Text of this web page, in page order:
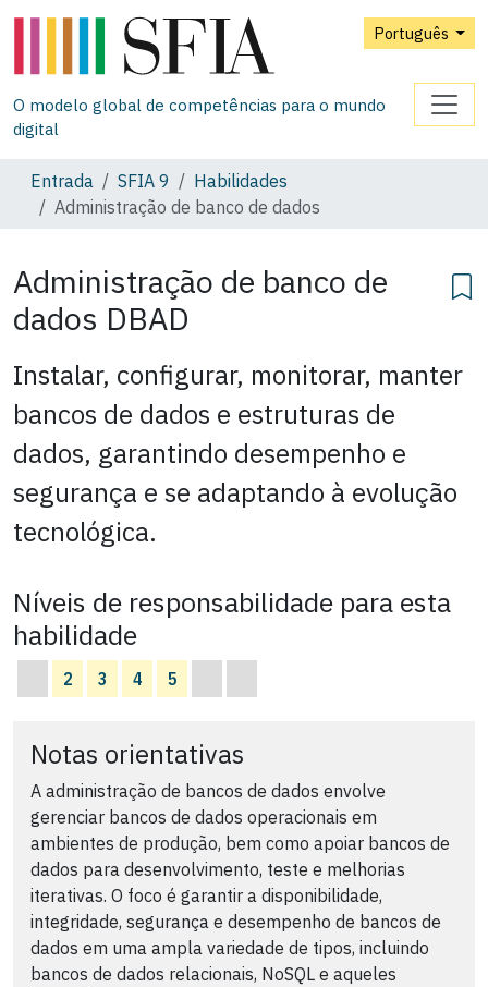
Português
O modelo global de competências para o mundo
digital
Entrada SFIA 9
Habilidades
Administração de banco de dados
Administração de banco de
dados DBAD
Instalar, configurar, monitorar, manter
bancos de dados e estruturas de
dados, garantindo desempenho e
segurança e se adaptando à evolução
tecnológica.
Níveis de responsabilidade para esta
habilidade
2 3 4 5
Notas orientativas
A administração de bancos de dados envolve
gerenciar bancos de dados operacionais em
ambientes de produção, bem como apoiar bancos de
dados para desenvolvimento, teste e melhorias
iterativas. O foco é garantir a disponibilidade,
integridade, segurança e desempenho de bancos de
dados em uma ampla variedade de tipos, incluindo
bancos de dados relacionais, NoSQL e aqueles